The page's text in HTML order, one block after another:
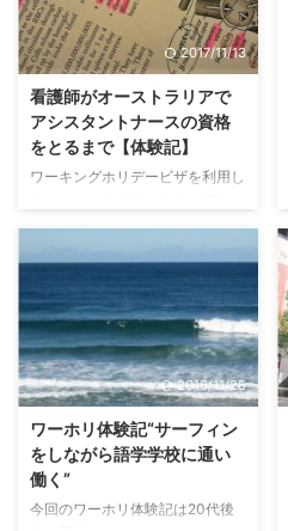
ります。 本当にそうなのでしょ
うか？もちろん違います！という
より、あなたの心得次第で違うも
のにできるという方が正しいでし
ょう。 ワーホリ失敗のパターン
筆者自身もワーホリ経験者であ
り、長年にわたり数多くのワーキ
ングホリデー・留学体験者の方々
上手くいく人といかない人の間に
2017/11/13
看護師がオーストラリアで
アシスタントナースの資格
をとるまで【体験記】
ワーキングホリデービザを利用し
は決して体験することのない2年
間をフルに過ごしている女性、マ
た。 マナさんは、日本で看護師
として働いた後、オーストラリア
でアシスタントナースの資格を修
得しました。 2年間オーストラリ
アに滞在できるセカンドビザを取
も働き、2年目はアシスタントナ
ースとして現地で働いて実地経験
を積みました。 更に、現地のレ
ストラン数件でも働く経験を持つ
2016/11/25
ワーホリ体験記“サーフィン
をしながら語学学校に通い
働く”
今回のワーホリ体験記は20代後